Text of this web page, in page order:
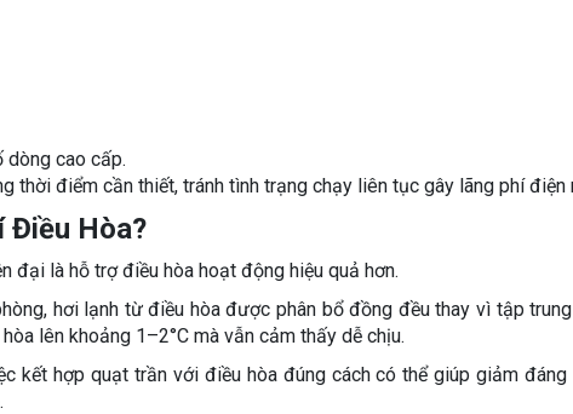
cao cấp.
thời điểm cần thiết, tránh tình trạng chạy liên tục gây lãng phí điện
Điều Hòa?
đại là hỗ trợ điều hòa hoạt động hiệu quả hơn.
hơi lạnh từ điều hòa được phân bổ đồng đều thay vì tập
lên khoảng 1–2°C mà vẫn cảm thấy dễ chịu.
kết hợp quạt trần với điều hòa đúng cách có thể giúp giảm